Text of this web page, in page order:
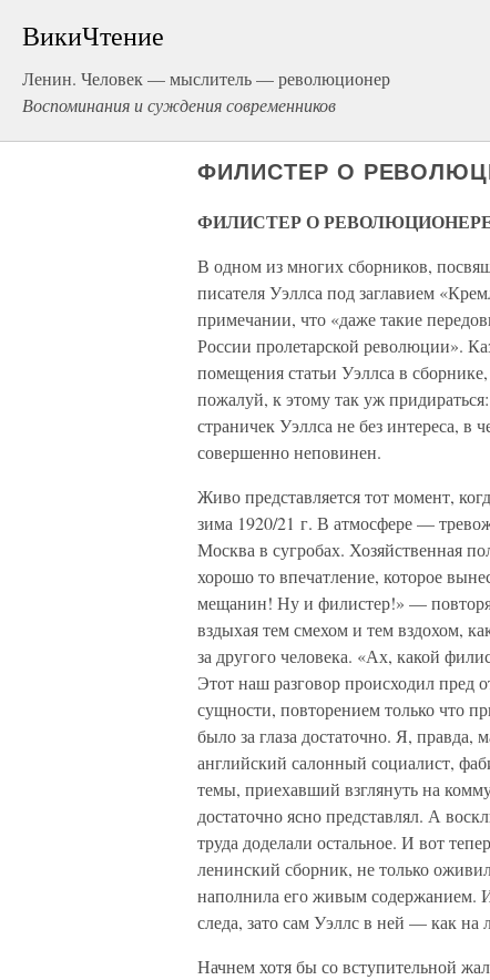
ВикиЧтение
Ленин. Человек — мыслитель — революционер
Воспоминания и суждения современников
ФИЛИСТЕР О
ФИЛИСТЕР О
В одном из многих сборников,
писателя Уэллса под заглавием
примечании, что «даже такие
России пролетарской революции».
помещения статьи Уэллса в
пожалуй, к этому так уж
страничек Уэллса не без интереса, в
совершенно неповинен.
Живо представляется тот момент,
зима 1920/21 г. В атмосфере —
Москва в сугробах. Хозяйственная
хорошо то впечатление, которое
мещанин! Ну и филистер!» —
вздыхая тем смехом и тем вздохом,
за другого человека. «Ах, какой
Этот наш разговор происходил пред
сущности, повторением только что
было за глаза достаточно. Я, правда,
английский салонный социалист,
темы, приехавший взглянуть на
достаточно ясно представлял. А
труда доделали остальное. И вот
ленинский сборник, не только
наполнила его живым содержанием.
следа, зато сам Уэллс в ней — как на
Начнем хотя бы со вступительной